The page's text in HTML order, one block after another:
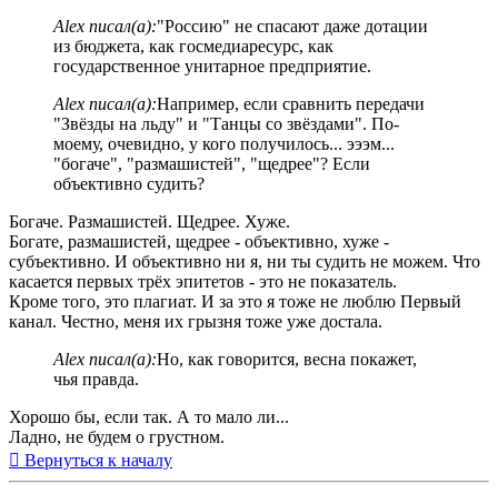
Alex писал(а):"Россию" не спасают даже дотации
из бюджета, как госмедиаресурс, как
государственное унитарное предприятие.
Alex писал(а):Например, если сравнить передачи
"Звёзды на льду" и "Танцы со звёздами". По-
моему, очевидно, у кого получилось... эээм...
"богаче", "размашистей", "щедрее"? Если
объективно судить?
Богаче. Размашистей. Щедрее. Хуже.
Богате, размашистей, щедрее - объективно, хуже -
субъективно. И объективно ни я, ни ты судить не можем. Что
касается первых трёх эпитетов - это не показатель.
Кроме того, это плагиат. И за это я тоже не люблю Первый
канал. Честно, меня их грызня тоже уже достала.
Alex писал(а):Но, как говорится, весна покажет,
чья правда.
Хорошо бы, если так. А то мало ли...
Ладно, не будем о грустном.
Вернуться к началу